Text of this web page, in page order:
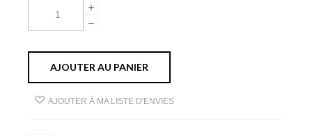
AJOUTER AU PANIER
AJOUTER À MA LISTE D'ENVIES